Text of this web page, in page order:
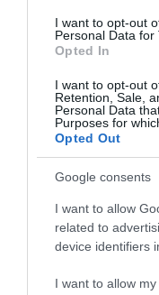
I want to opt-out
Personal Data for
Opted In
I want to opt-out
Retention, Sale,
Personal Data
Purposes for
Opted Out
Google consents
I want to allow
related to
device identifiers
I want to allow
Παγκόσμια